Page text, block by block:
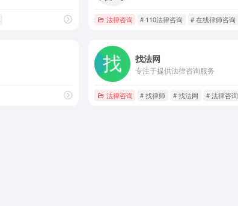
法律咨询 # 110法律咨询 # 在线律师咨询
找法网
专注于提供法律咨询服务
法律咨询 # 找律师 # 找法网 # 法律咨询